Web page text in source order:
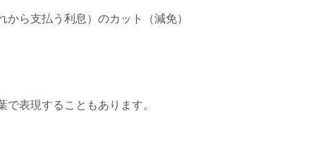
ら支払う利息）のカット（減免）
表現することもあります。